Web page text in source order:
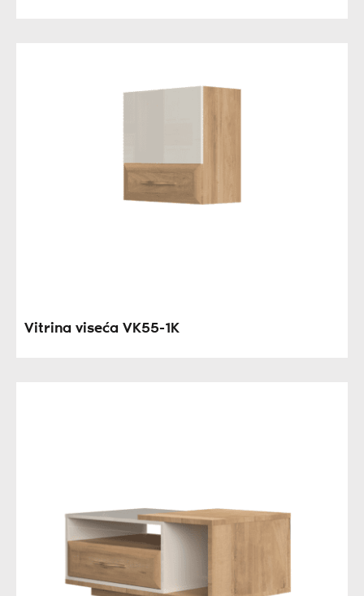
Vitrina viseća VK55-1K